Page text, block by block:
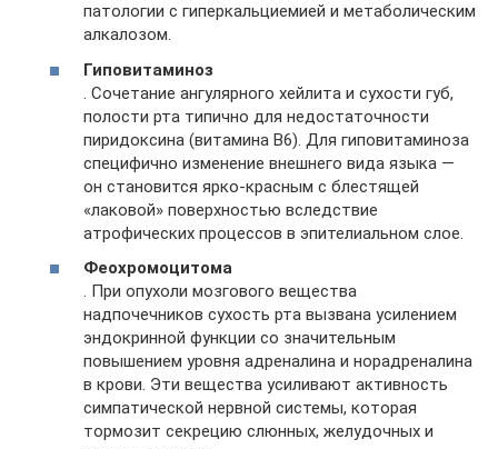
патологии с гиперкальциемией и метаболическим
алкалозом.
Гиповитаминоз
. Сочетание ангулярного хейлита и сухости губ,
полости рта типично для недостаточности
пиридоксина (витамина В6). Для гиповитаминоза
специфично изменение внешнего вида языка —
он становится ярко-красным с блестящей
«лаковой» поверхностью вследствие
атрофических процессов в эпителиальном слое.
Феохромоцитома
. При опухоли мозгового вещества
надпочечников сухость рта вызвана усилением
эндокринной функции со значительным
повышением уровня адреналина и норадреналина
в крови. Эти вещества усиливают активность
симпатической нервной системы, которая
тормозит секрецию слюнных, желудочных и